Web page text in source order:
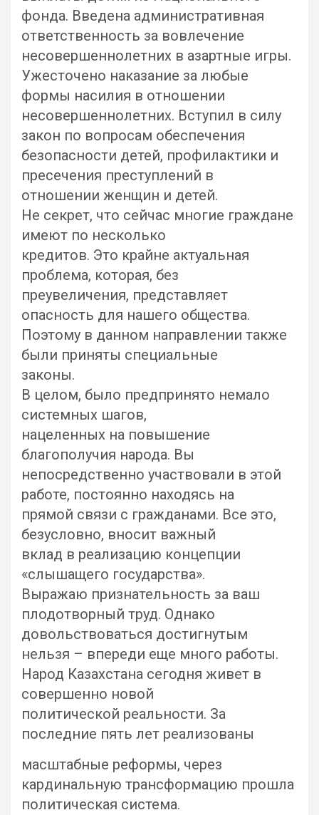
фонда. Введена административная
ответственность за вовлечение
несовершеннолетних в азартные игры.
Ужесточено наказание за любые
формы насилия в отношении
несовершеннолетних. Вступил в силу
закон по вопросам обеспечения
безопасности детей, профилактики и
пресечения преступлений в
отношении женщин и детей.
Не секрет, что сейчас многие граждане
имеют по несколько
кредитов. Это крайне актуальная
проблема, которая, без
преувеличения, представляет
опасность для нашего общества.
Поэтому в данном направлении также
были приняты специальные
законы.
В целом, было предпринято немало
системных шагов,
нацеленных на повышение
благополучия народа. Вы
непосредственно участвовали в этой
работе, постоянно находясь на
прямой связи с гражданами. Все это,
безусловно, вносит важный
вклад в реализацию концепции
«слышащего государства».
Выражаю признательность за ваш
плодотворный труд. Однако
довольствоваться достигнутым
нельзя – впереди еще много работы.
Народ Казахстана сегодня живет в
совершенно новой
политической реальности. За
последние пять лет реализованы
масштабные реформы, через
кардинальную трансформацию прошла
политическая система.